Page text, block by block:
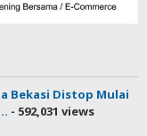
Bekasi Distop Mulai
- 592,031 views